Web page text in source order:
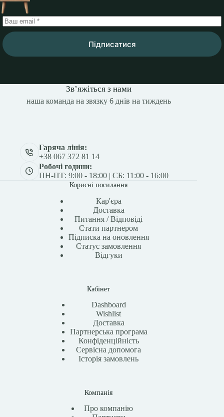
Підписатися
Зв’яжіться з нами
наша команда на звязку 6 днів на тиждень
Гаряча лінія:
+38 067 372 81 14
Робочі години:
ПН-ПТ: 9:00 - 18:00 | СБ: 11:00 - 16:00
Корисні посилання
Кар'єра
Доставка
Питання / Відповіді
Стати партнером
Підписка на оновлення
Статус замовлення
Відгуки
Кабінет
Dashboard
Wishlist
Доставка
Партнерська програма
Конфіденційність
Сервісна допомога
Історія замовлень
Компанія
Про компанію